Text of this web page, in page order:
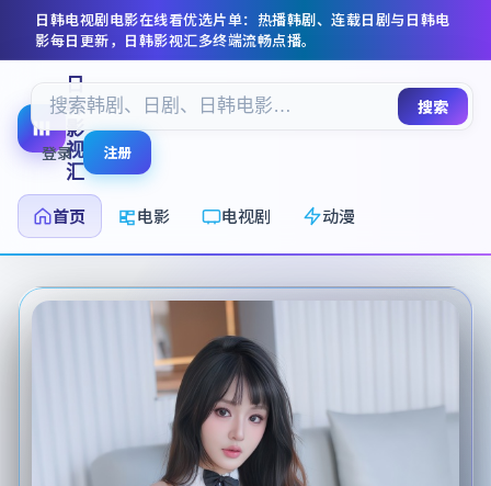
日韩电视剧电影在线看优选片单：热播韩剧、连载日剧与日韩电
影每日更新， 日韩影视汇多终端流畅点播。
日
韩
影
视
汇
首页
电影 电视剧 动漫
搜索
登录 注册